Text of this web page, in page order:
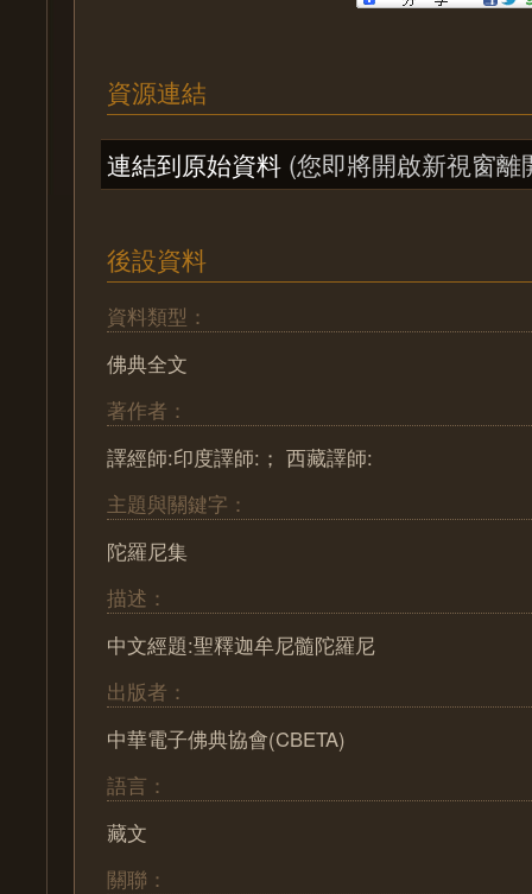
資源連結
連結到原始資料 (您即將開啟新視窗離
後設資料
資料類型：
佛典全文
著作者：
譯經師:印度譯師:； 西藏譯師:
主題與關鍵字：
陀羅尼集
描述：
中文經題:聖釋迦牟尼髓陀羅尼
出版者：
中華電子佛典協會(CBETA)
語言：
藏文
關聯：